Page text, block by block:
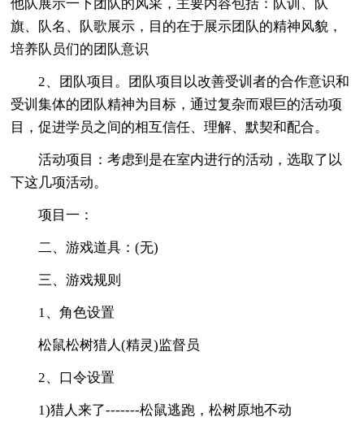
他队展示一下团队的风采，主要内容包括：队训、队
旗、队名、队歌展示，目的在于展示团队的精神风貌，
培养队员们的团队意识
2、团队项目。团队项目以改善受训者的合作意识和
受训集体的团队精神为目标，通过复杂而艰巨的活动项
目，促进学员之间的相互信任、理解、默契和配合。
活动项目：考虑到是在室内进行的活动，选取了以
下这几项活动。
项目一：
二、游戏道具：(无)
三、游戏规则
1、角色设置
松鼠松树猎人(精灵)监督员
2、口令设置
1)猎人来了-------松鼠逃跑，松树原地不动